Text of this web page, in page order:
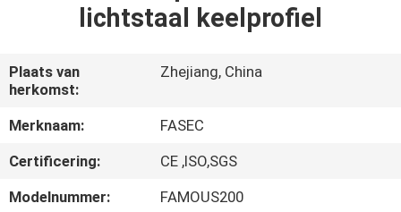
PRODUCTEN
ONGEVEER
ONS
FABRIEKSREIS
lichtstaal keelprofiel
Plaats van
herkomst:
Zhejiang, China
Merknaam:
FASEC
Certificering:
CE ,ISO,SGS
Modelnummer:
FAMOUS200